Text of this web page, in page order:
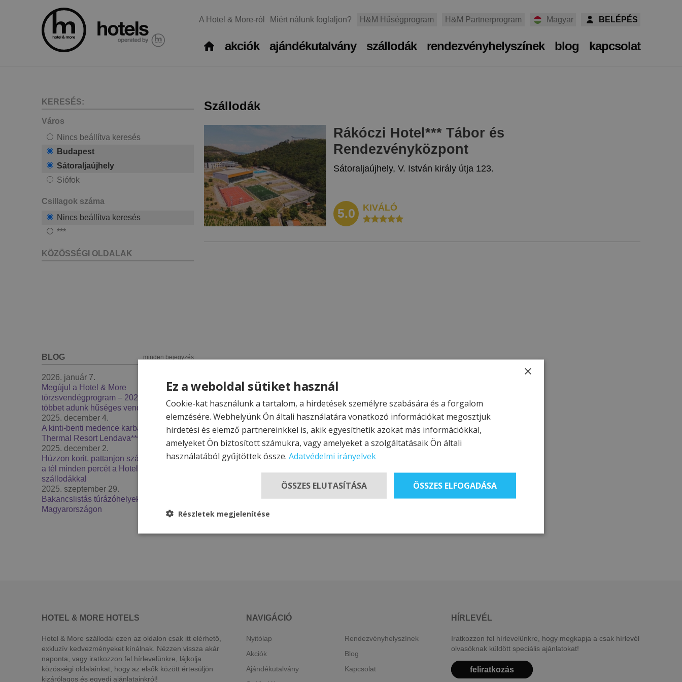
A Hotel & More-ról Miért nálunk foglaljon? H&M Hűségprogram H&M Partnerprogram Magyar BELÉPÉS
akciók ajándékutalvány szállodák rendezvényhelyszínek blog kapcsolat
Szállodák
Rákóczi Hotel *** Tábor és
Rendezvényközpont
Sátoraljaújhely, V. István király útja 123.
5.0 KIVÁLÓ
KERESÉS:
Város
Nincs beállítva keresés
Budapest
Sátoraljaújhely
Siófok
Csillagok száma
Nincs beállítva keresés
***
KÖZÖSSÉGI OLDALAK
BLOG minden bejegyzés
2026. január 7.
Megújul a Hotel & More
törzsvendégprogram – 2026-ban még
többet adunk hűséges vendégeinknek
2025. december 4.
A kinti-benti medence karbantartás -
Thermal Resort Lendava***
2025. december 2.
Húzzon korit, pattanjon szánkóra – Élje át
a tél minden percét a Hotel & More
szállodákkal
2025. szeptember 29.
Bakancslistás túrázóhelyek
Magyarországon
HOTEL & MORE HOTELS
Hotel & More szállodái ezen az oldalon csak itt elérhető,
exkluzív kedvezményeket kínálnak. Nézzen vissza akár
naponta, vagy iratkozzon fel hírlevelünkre, lájkolja
közösségi oldalainkat, hogy az elsők között értesüljön
kizárólagos és egyedi ajánlatainkról!
NAVIGÁCIÓ
Nyitólap
Akciók
Ajándékutalvány
Rendezvényhelyszínek
Blog
Kapcsolat
HÍRLEVÉL
Iratkozzon fel hírlevelünkre, hogy megkapja a csak hírlevél
olvasóknak küldött speciális ajánlatokat!
feliratkozás
×
Ez a weboldal sütiket használ
Cookie-kat használunk a tartalom, a hirdetések személyre szabására és a forgalom
elemzésére. Webhelyünk Ön általi használatára vonatkozó információkat megosztjuk
hirdetési és elemző partnereinkkel is, akik egyesíthetik azokat más információkkal,
amelyeket Ön biztosított számukra, vagy amelyeket a szolgáltatásaik Ön általi
használatából gyűjtöttek össze. Adatvédelmi irányelvek
ÖSSZES ELFOGADÁSA
ÖSSZES ELUTASÍTÁSA
Részletek megjelenítése